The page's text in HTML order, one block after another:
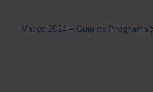
Março 2024 – Guia de